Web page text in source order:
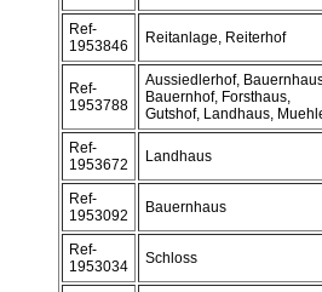
Ref-
1953846
Reitanlage, Reiterhof
Ref-
1953788
Aussiedlerhof,
Bauernhof, Forsthaus,
Gutshof, Landhaus,
Ref-
1953672
Landhaus
Ref-
1953092
Bauernhaus
Ref-
1953034
Schloss